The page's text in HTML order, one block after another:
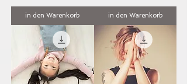
in den Warenkorb in den Warenkorb